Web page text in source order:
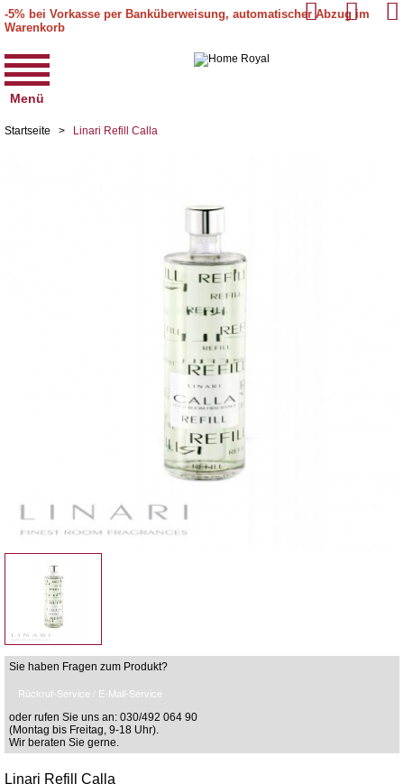
-5% bei Vorkasse per Banküberweisung, automatischer Abzug im
Warenkorb
Menü
Startseite > Linari Refill Calla
Sie haben Fragen zum Produkt?
Rückruf-Service / E-Mail-Service
oder rufen Sie uns an: 030/492 064 90
(Montag bis Freitag, 9-18 Uhr).
Wir beraten Sie gerne.
Linari Refill Calla